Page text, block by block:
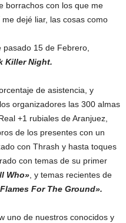
borrachos con los que me
dejé liar, las cosas como
15 de Febrero,
Killer Night.
de asistencia, y
organizadores las 300 almas
+1 rubiales de Aranjuez,
de los presentes con un
con Thrash y hasta toques
con temas de su primer
Who» , y temas recientes de
For The Ground».
uno de nuestros conocidos y